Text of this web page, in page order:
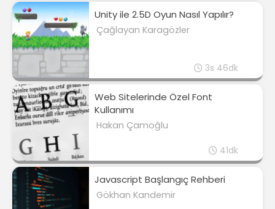
Unity ile 2.5D Oyun Nasıl Yapılır?
Çağlayan Karagözler
3s 46dk
Web Sitelerinde Özel Font
Kullanımı
Hakan Çamoğlu
41dk
Javascript Başlangıç Rehberi
Gökhan Kandemir